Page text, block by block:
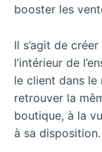
booster les
Il s’agit de
l’intérieur de
le client dans
retrouver la
boutique, à la
à sa disposition.